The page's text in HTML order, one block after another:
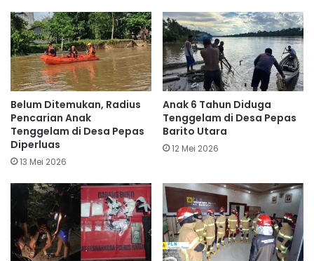
Belum Ditemukan, Radius
Pencarian Anak
Tenggelam di Desa Pepas
Diperluas
13 Mei 2026
Anak 6 Tahun Diduga
Tenggelam di Desa Pepas
Barito Utara
12 Mei 2026